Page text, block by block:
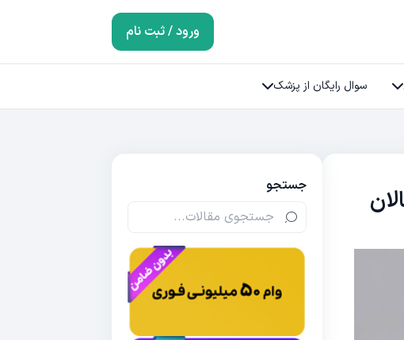
ورود / ثبت نام
سوال رایگان از پزشک
جستجو